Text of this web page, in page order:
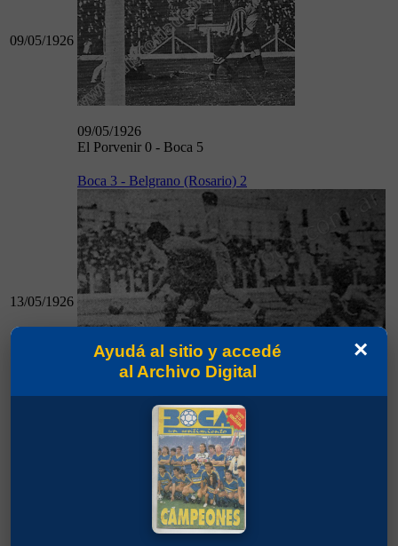
09/05/1926
09/05/1926
El Porvenir 0 - Boca 5
13/05/1926
Boca 3 - Belgrano (Rosario) 2
Boca 3 - Belgrano (Rosario) 2
Palermo 0 - Boca 3
×
Ayudá al sitio y accedé
al Archivo Digital